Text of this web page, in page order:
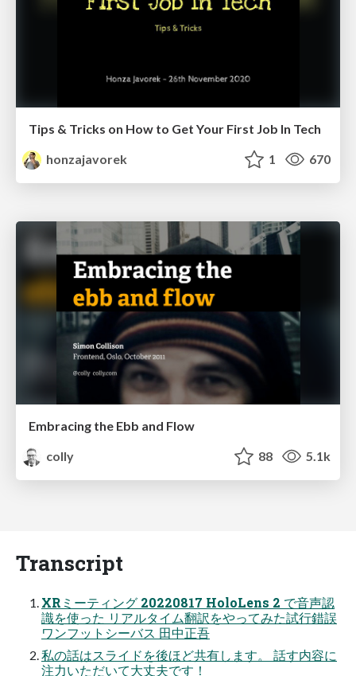
Tips & Tricks on How to Get Your First Job In Tech
honzajavorek
1 670
Embracing the Ebb and Flow
colly
88 5.1k
Transcript
XRミーティング 20220817 HoloLens 2 で音声認
識を使った リアルタイム翻訳をやってみた試行錯誤
ワンフットシーバス 田中正吾
私の話はスライドを後ほど共有します。 話す内容に
注力いただいて大丈夫です！